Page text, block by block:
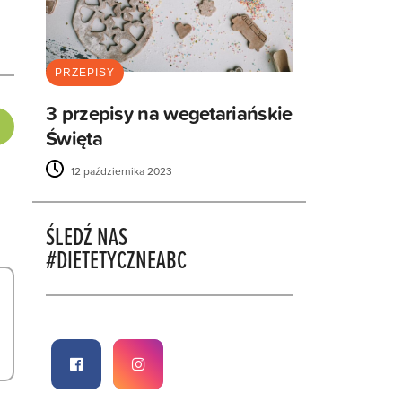
PRZEPISY
3 przepisy na wegetariańskie
Święta
12 października 2023
ŚLEDŹ NAS
#DIETETYCZNEABC